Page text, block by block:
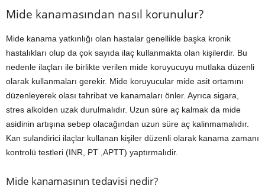
Mide kanamasından nasıl korunulur?
Mide kanama yatkınlığı olan hastalar genellikle başka kronik
hastalıkları olup da çok sayıda ilaç kullanmakta olan kişilerdir. Bu
nedenle ilaçları ile birlikte verilen mide koruyucuyu mutlaka düzenli
olarak kullanmaları gerekir. Mide koruyucular mide asit ortamını
düzenleyerek olası tahribat ve kanamaları önler. Ayrıca sigara,
stres alkolden uzak durulmalıdır. Uzun süre aç kalmak da mide
asidinin artışına sebep olacağından uzun süre aç kalinmamalıdır.
Kan sulandirici ilaçlar kullanan kişiler düzenli olarak kanama zamanı
kontrolü testleri (INR, PT ,APTT) yaptırmalıdir.
Mide kanamasının tedavisi nedir?